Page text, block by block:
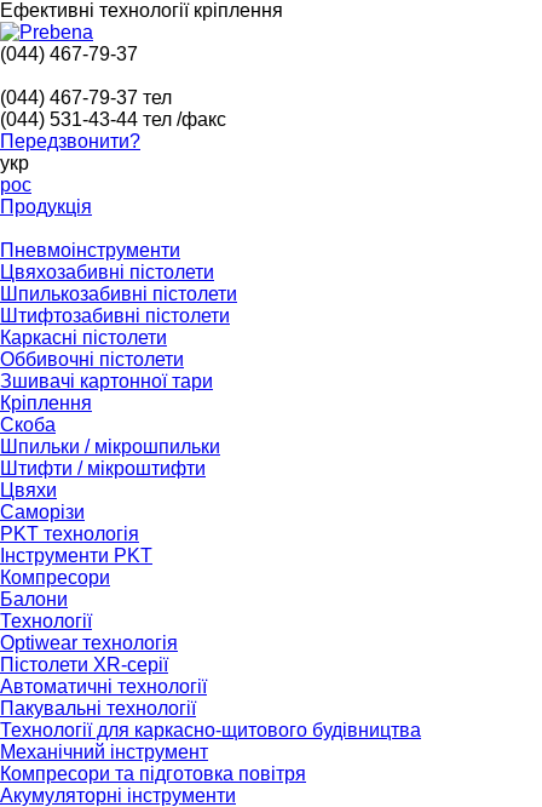
Ефективні технології кріплення
(044) 467-79-37
(044) 467-79-37 тел
(044) 531-43-44 тел /факс
Передзвонити?
укр
рос
Продукція
Пневмоінструменти
Цвяхозабивні пістолети
Шпилькозабивні пістолети
Штифтозабивні пістолети
Каркасні пістолети
Оббивочні пістолети
Зшивачі картонної тари
Кріплення
Скоба
Шпильки / мікрошпильки
Штифти / мікроштифти
Цвяхи
Саморізи
PKT технологія
Інструменти PKT
Компресори
Балони
Технології
Optiwear технологія
Пістолети XR-серії
Автоматичні технології
Пакувальні технології
Технології для каркасно-щитового будівництва
Механічний інструмент
Компресори та підготовка повітря
Акумуляторні інструменти